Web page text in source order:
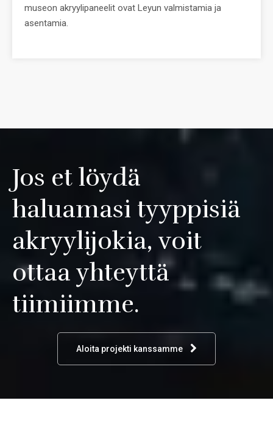
museon akryylipaneelit ovat Leyun valmistamia ja
asentamia.
Jos et löydä
haluamasi tyyppisiä
akryylijokia, voit
ottaa yhteyttä
tiimiimme.
Aloita projekti kanssamme